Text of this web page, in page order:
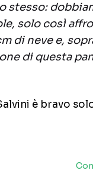
stesso:
solo così
di neve e,
di questa
è bravo